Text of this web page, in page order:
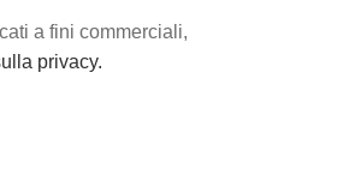
a fini commerciali,
privacy.